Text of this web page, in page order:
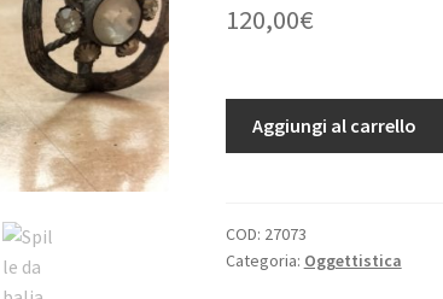
120,00€
Aggiungi al carrello
COD: 27073
Categoria: Oggettistica